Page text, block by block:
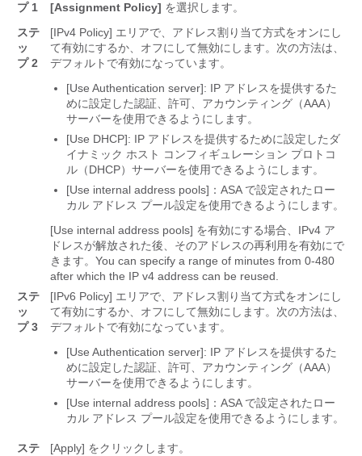
プ 1
[Assignment Policy] を選択します。
ステ
ッ
プ 2
[IPv4 Policy] エリアで、アドレス割り当て方式をオンにし
て有効にするか、オフにして無効にします。次の方法は、
デフォルトで有効になっています。
[Use Authentication server]: IP アドレスを提供するた
めに設定した認証、許可、アカウンティング（AAA）
サーバーを使用できるようにします。
[Use DHCP]: IP アドレスを提供するために設定したダ
イナミック ホスト コンフィギュレーション プロトコ
ル（DHCP）サーバーを使用できるようにします。
[Use internal address pools]：ASA で設定されたロー
カル アドレス プール設定を使用できるようにします。
[Use internal address pools] を有効にする場合、IPv4 ア
ドレスが解放された後、そのアドレスの再利用を有効にで
きます。You can specify a range of minutes from 0-480
after which the IP v4 address can be reused.
ステ
ッ
プ 3
[IPv6 Policy] エリアで、アドレス割り当て方式をオンにし
て有効にするか、オフにして無効にします。次の方法は、
デフォルトで有効になっています。
[Use Authentication server]: IP アドレスを提供するた
めに設定した認証、許可、アカウンティング（AAA）
サーバーを使用できるようにします。
[Use internal address pools]：ASA で設定されたロー
カル アドレス プール設定を使用できるようにします。
ステ
[Apply] をクリックします。